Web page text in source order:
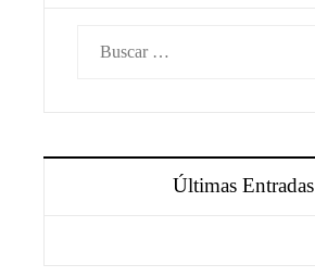
Últimas Entradas